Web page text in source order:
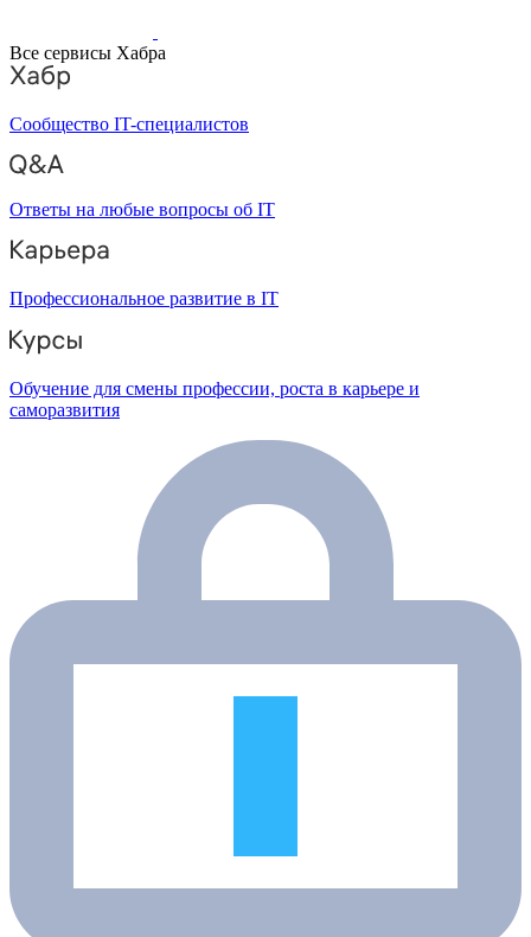
Все сервисы Хабра
Сообщество IT-специалистов
Ответы на любые вопросы об IT
Профессиональное развитие в IT
Обучение для смены профессии, роста в карьере и
саморазвития